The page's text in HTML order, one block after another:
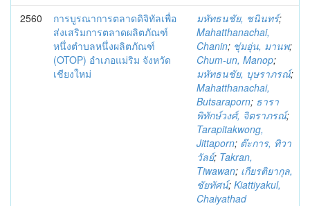
2560
การบูรณาการตลาดดิจิทัลเพื่อ
ส่งเสริมการตลาดผลิตภัณฑ์
หนึ่งตำบลหนึ่งผลิตภัณฑ์
(OTOP) อำเภอแม่ริม จังหวัด
เชียงใหม่
มหัทธนชัย, ชนินทร์;
Mahatthanachai,
Chanin; ชุ่มอุ่น, มานพ;
Chum-un, Manop;
มหัทธนชัย, บุษราภรณ์;
Mahatthanachai,
Butsaraporn; ธารา
พิทักษ์วงศ์, จิตราภรณ์;
Tarapitakwong,
Jittaporn; ต๊ะการ, ทิวา
วัลย์; Takran,
Tiwawan; เกียรติยากุล,
ชัยทัศน์; Kiattiyakul,
Chaiyathad